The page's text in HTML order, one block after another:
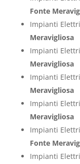
Fonte
Impianti
Meravigliosa
Impianti
Meravigliosa
Impianti
Meravigliosa
Impianti
Meravigliosa
Impianti
Fonte
Impianti